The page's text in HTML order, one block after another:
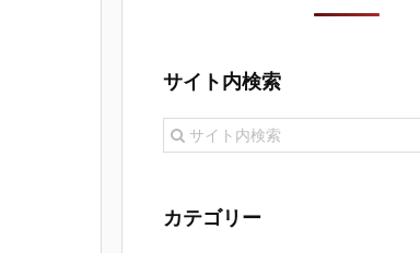
サイト内検索
カテゴリー